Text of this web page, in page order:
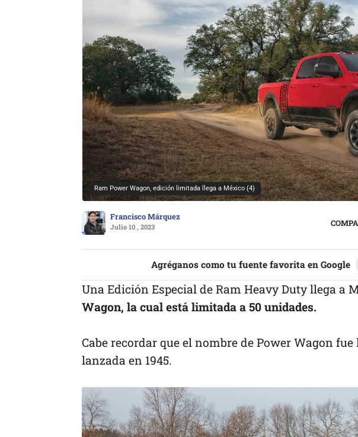
Ram Power Wagon, edición limitada llega a México (4)
Francisco Márquez
Julio 10 , 2023
Agréganos como tu fuente favorita en Google
Una Edición Especial de Ram Heavy Duty llega a
Wagon, la cual está limitada a 50 unidades.
Cabe recordar que el nombre de Power Wagon
lanzada en 1945.